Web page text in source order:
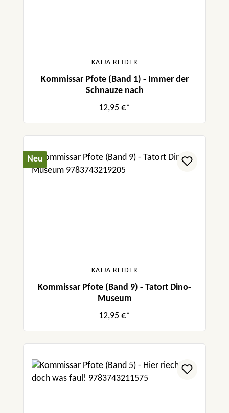
KATJA REIDER
Kommissar Pfote (Band 1) - Immer der
Schnauze nach
12,95 €*
Neu
KATJA REIDER
Kommissar Pfote (Band 9) - Tatort Dino-
Museum
12,95 €*